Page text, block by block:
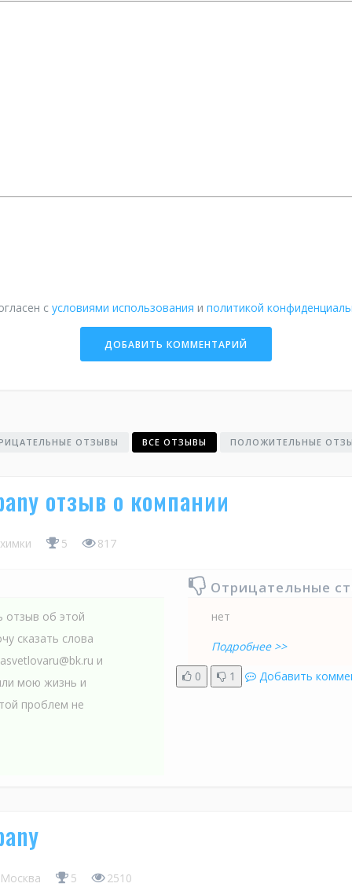
с условиями использования и политикой
ОТЗЫВЫ ВСЕ ОТЗЫВЫ ПОЛОЖИТЕЛЬНЫЕ
отзыв о компании
5 817
отзыв об этой
сказать слова
и
мою жизнь и
проблем не
Отрицательные
нет
Подробнее >>
0
1 Добавить
5 2510